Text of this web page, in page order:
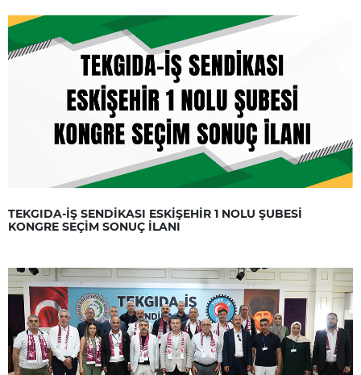
TEKGIDA-İŞ SENDİKASI ESKİŞEHİR 1 NOLU ŞUBESİ
KONGRE SEÇİM SONUÇ İLANI